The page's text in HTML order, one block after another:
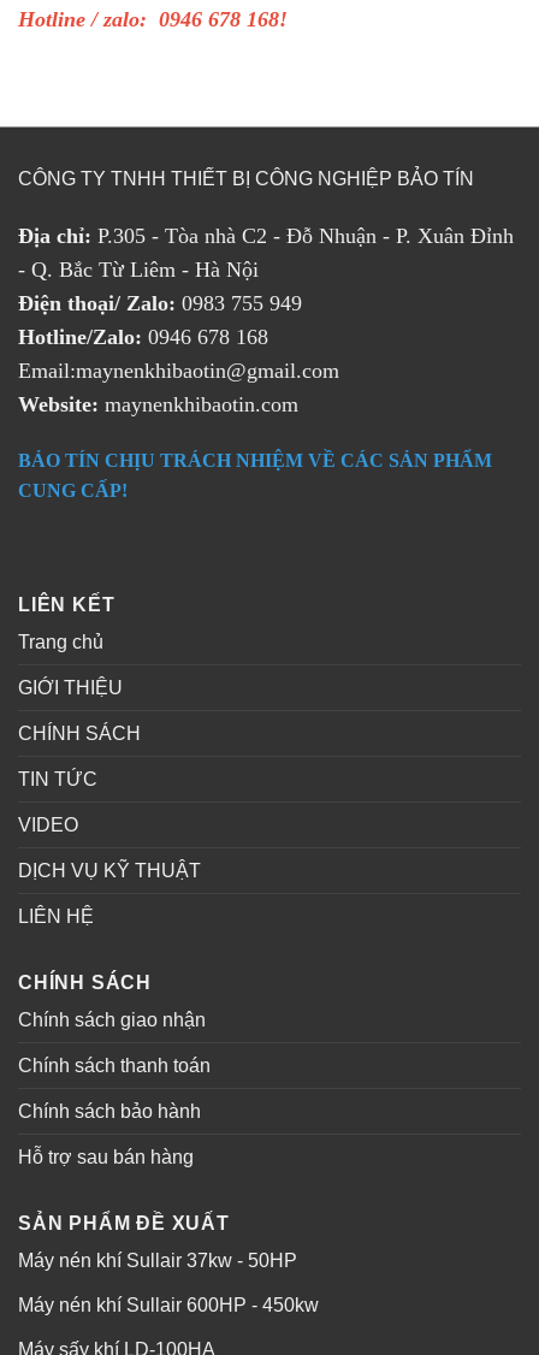
Hotline / zalo: 0946 678 168!
CÔNG TY TNHH THIẾT BỊ CÔNG NGHIỆP BẢO TÍN
Địa chỉ: P.305 - Tòa nhà C2 - Đỗ Nhuận - P. Xuân Đỉnh
- Q. Bắc Từ Liêm - Hà Nội
Điện thoại/ Zalo: 0983 755 949
Hotline/Zalo: 0946 678 168
Email:maynenkhibaotin@gmail.com
Website: maynenkhibaotin.com
BẢO TÍN CHỊU TRÁCH NHIỆM VỀ CÁC SẢN PHẨM
CUNG CẤP!
LIÊN KẾT
Trang chủ
GIỚI THIỆU
CHÍNH SÁCH
TIN TỨC
VIDEO
DỊCH VỤ KỸ THUẬT
LIÊN HỆ
CHÍNH SÁCH
Chính sách giao nhận
Chính sách thanh toán
Chính sách bảo hành
Hỗ trợ sau bán hàng
SẢN PHẨM ĐỀ XUẤT
Máy nén khí Sullair 37kw - 50HP
Máy nén khí Sullair 600HP - 450kw
Máy sấy khí LD-100HA